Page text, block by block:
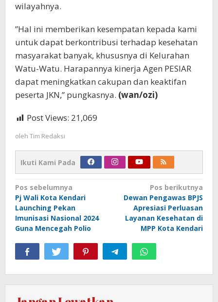
wilayahnya.
”Hal ini memberikan kesempatan kepada kami
untuk dapat berkontribusi terhadap kesehatan
masyarakat banyak, khususnya di Kelurahan
Watu-Watu. Harapannya kinerja Agen PESIAR
dapat meningkatkan cakupan dan keaktifan
peserta JKN,” pungkasnya. (wan/ozi)
Post Views: 21,069
oleh Tim Redaksi
Ikuti Kami Pada
Navigasi
pos
Pos sebelumnya
Pj Wali Kota Kendari
Launching Pekan
Imunisasi Nasional 2024
Guna Mencegah Polio
Pos berikutnya
Dewan Pengawas BPJS
Apresiasi Perluasan
Layanan Kesehatan di
MPP Kota Kendari